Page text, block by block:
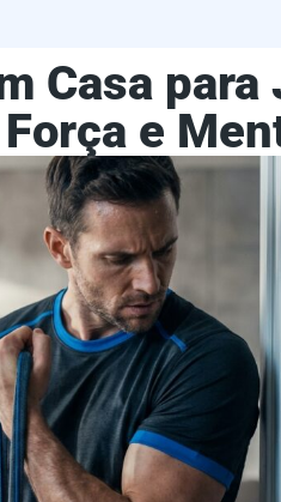
Casa para
e